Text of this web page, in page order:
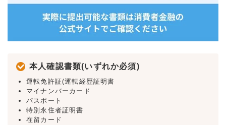
本人確認書類(いずれか必須)
運転免許証(運転経歴証明書
マイナンバーカード
パスポート
特別永住者証明書
在留カード